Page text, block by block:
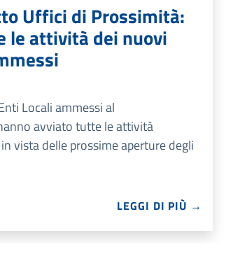
Uffici di Prossimità:
le attività dei nuovi
Locali ammessi al
avviato tutte le attività
vista delle prossime aperture degli
LEGGI DI PIÙ →